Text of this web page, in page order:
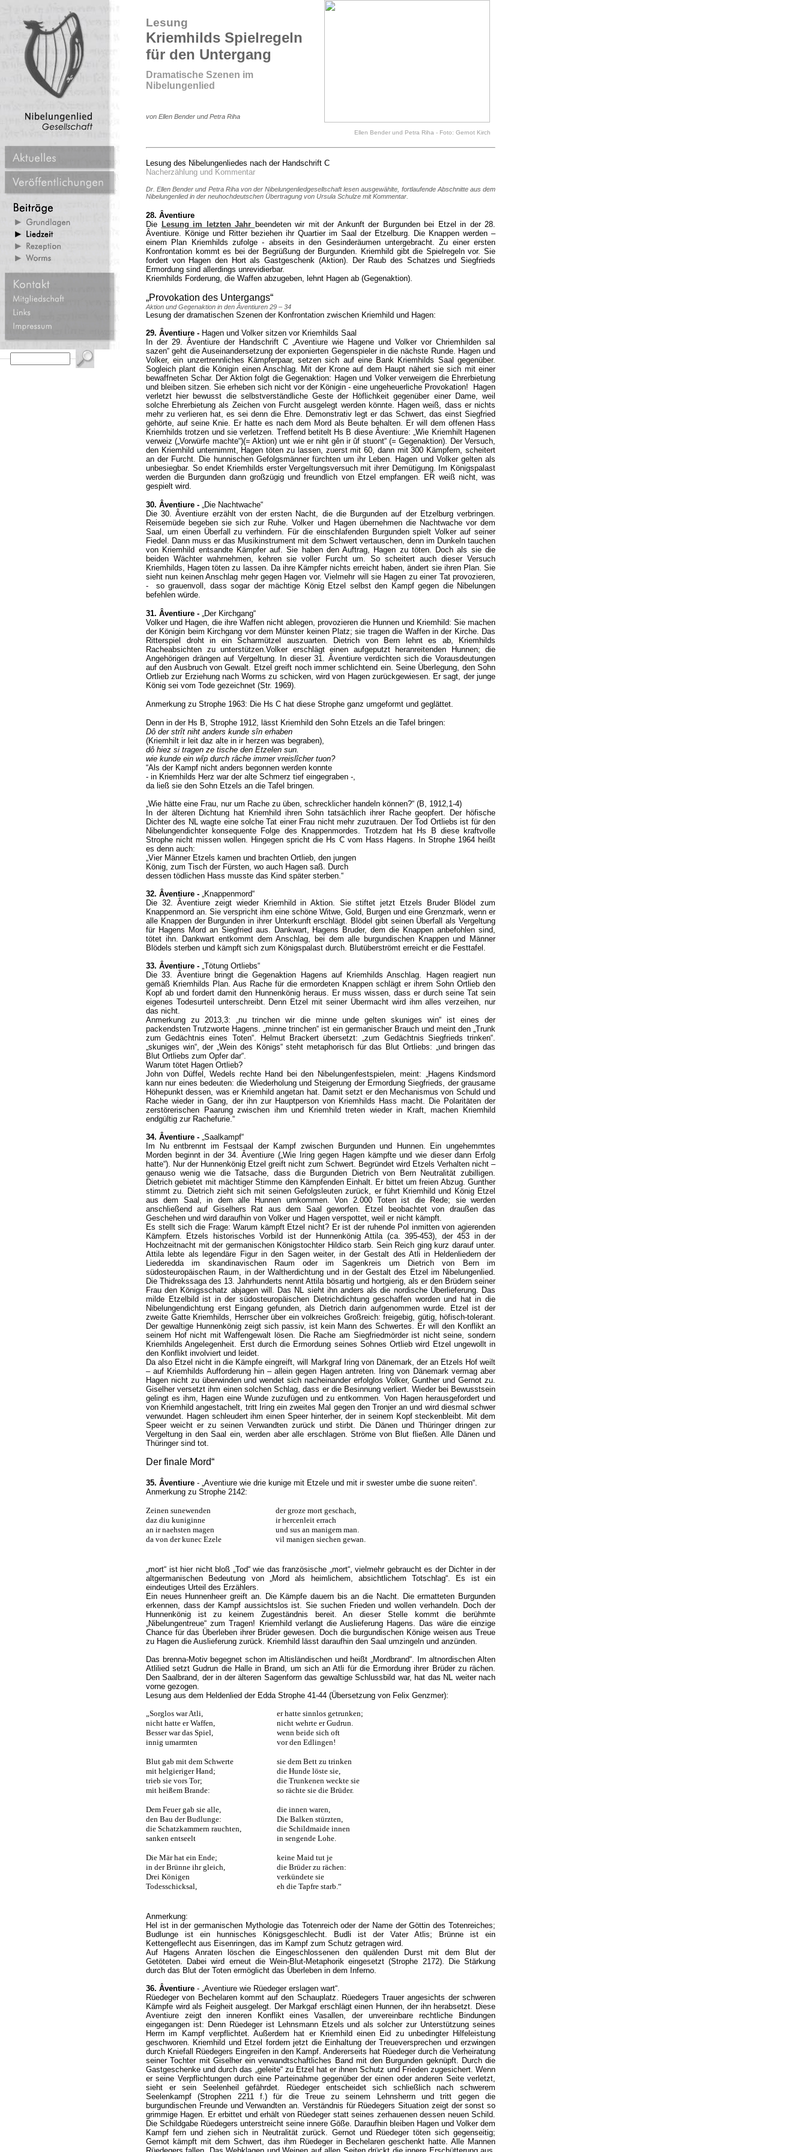
Lesung
Kriemhilds Spielregeln
für den Untergang
Dramatische Szenen im
Nibelungenlied
von Ellen Bender und Petra Riha
Ellen Bender und Petra Riha - Foto: Gernot Kirch
Lesung des Nibelungenliedes nach der Handschrift C
Nacherzählung und Kommentar
Dr. Ellen Bender und Petra Riha von der Nibelungenliedgesellschaft lesen ausgewählte, fortlaufende Abschnitte aus dem
Nibelungenlied in der neuhochdeutschen Übertragung von Ursula Schulze mit Kommentar.
28. Âventiure
Die Lesung im letzten Jahr beendeten wir mit der Ankunft der Burgunden bei Etzel in der 28.
Âventiure. Könige und Ritter beziehen ihr Quartier im Saal der Etzelburg. Die Knappen werden –
einem Plan Kriemhilds zufolge - abseits in den Gesinderäumen untergebracht. Zu einer ersten
Konfrontation kommt es bei der Begrüßung der Burgunden. Kriemhild gibt die Spielregeln vor. Sie
fordert von Hagen den Hort als Gastgeschenk (Aktion). Der Raub des Schatzes und Siegfrieds
Ermordung sind allerdings unrevidierbar.
Kriemhilds Forderung, die Waffen abzugeben, lehnt Hagen ab (Gegenaktion).
„Provokation des Untergangs“
Aktion und Gegenaktion in den Âventiuren 29 – 34
Lesung der dramatischen Szenen der Konfrontation zwischen Kriemhild und Hagen:
29. Âventiure - Hagen und Volker sitzen vor Kriemhilds Saal
In der 29. Âventiure der Handschrift C „Aventiure wie Hagene und Volker vor Chriemhilden sal
sazen“ geht die Auseinandersetzung der exponierten Gegenspieler in die nächste Runde. Hagen und
Volker, ein unzertrennliches Kämpferpaar, setzen sich auf eine Bank Kriemhilds Saal gegenüber.
Sogleich plant die Königin einen Anschlag. Mit der Krone auf dem Haupt nähert sie sich mit einer
bewaffneten Schar. Der Aktion folgt die Gegenaktion: Hagen und Volker verweigern die Ehrerbietung
und bleiben sitzen. Sie erheben sich nicht vor der Königin - eine ungeheuerliche Provokation! Hagen
verletzt hier bewusst die selbstverständliche Geste der Höflichkeit gegenüber einer Dame, weil
solche Ehrerbietung als Zeichen von Furcht ausgelegt werden könnte. Hagen weiß, dass er nichts
mehr zu verlieren hat, es sei denn die Ehre. Demonstrativ legt er das Schwert, das einst Siegfried
gehörte, auf seine Knie. Er hatte es nach dem Mord als Beute behalten. Er will dem offenen Hass
Kriemhilds trotzen und sie verletzen. Treffend betitelt Hs B diese Âventiure: „Wie Kriemhilt Hagenen
verweiz („Vorwürfe machte“)(= Aktion) unt wie er niht gên ir ûf stuont“ (= Gegenaktion). Der Versuch,
den Kriemhild unternimmt, Hagen töten zu lassen, zuerst mit 60, dann mit 300 Kämpfern, scheitert
an der Furcht. Die hunnischen Gefolgsmänner fürchten um ihr Leben. Hagen und Volker gelten als
unbesiegbar. So endet Kriemhilds erster Vergeltungsversuch mit ihrer Demütigung. Im Königspalast
werden die Burgunden dann großzügig und freundlich von Etzel empfangen. ER weiß nicht, was
gespielt wird.
30. Âventiure - „Die Nachtwache“
Die 30. Âventiure erzählt von der ersten Nacht, die die Burgunden auf der Etzelburg verbringen.
Reisemüde begeben sie sich zur Ruhe. Volker und Hagen übernehmen die Nachtwache vor dem
Saal, um einen Überfall zu verhindern. Für die einschlafenden Burgunden spielt Volker auf seiner
Fiedel. Dann muss er das Musikinstrument mit dem Schwert vertauschen, denn im Dunkeln tauchen
von Kriemhild entsandte Kämpfer auf. Sie haben den Auftrag, Hagen zu töten. Doch als sie die
beiden Wächter wahrnehmen, kehren sie voller Furcht um. So scheitert auch dieser Versuch
Kriemhilds, Hagen töten zu lassen. Da ihre Kämpfer nichts erreicht haben, ändert sie ihren Plan. Sie
sieht nun keinen Anschlag mehr gegen Hagen vor. Vielmehr will sie Hagen zu einer Tat provozieren,
- so grauenvoll, dass sogar der mächtige König Etzel selbst den Kampf gegen die Nibelungen
befehlen würde.
31. Âventiure - „Der Kirchgang“
Volker und Hagen, die ihre Waffen nicht ablegen, provozieren die Hunnen und Kriemhild: Sie machen
der Königin beim Kirchgang vor dem Münster keinen Platz; sie tragen die Waffen in der Kirche. Das
Ritterspiel droht in ein Scharmützel auszuarten. Dietrich von Bern lehnt es ab, Kriemhilds
Racheabsichten zu unterstützen.Volker erschlägt einen aufgeputzt heranreitenden Hunnen; die
Angehörigen drängen auf Vergeltung. In dieser 31. Âventiure verdichten sich die Vorausdeutungen
auf den Ausbruch von Gewalt. Etzel greift noch immer schlichtend ein. Seine Überlegung, den Sohn
Ortlieb zur Erziehung nach Worms zu schicken, wird von Hagen zurückgewiesen. Er sagt, der junge
König sei vom Tode gezeichnet (Str. 1969).
Anmerkung zu Strophe 1963: Die Hs C hat diese Strophe ganz umgeformt und geglättet.
Denn in der Hs B, Strophe 1912, lässt Kriemhild den Sohn Etzels an die Tafel bringen:
Dô der strît niht anders kunde sîn erhaben
(Kriemhilt ir leit daz alte in ir herzen was begraben),
dô hiez si tragen ze tische den Etzelen sun.
wie kunde ein wîp durch râche immer vreislîcher tuon?
“Als der Kampf nicht anders begonnen werden konnte
- in Kriemhilds Herz war der alte Schmerz tief eingegraben -,
da ließ sie den Sohn Etzels an die Tafel bringen.
„Wie hätte eine Frau, nur um Rache zu üben, schrecklicher handeln können?“ (B, 1912,1-4)
In der älteren Dichtung hat Kriemhild ihren Sohn tatsächlich ihrer Rache geopfert. Der höfische
Dichter des NL wagte eine solche Tat einer Frau nicht mehr zuzutrauen. Der Tod Ortliebs ist für den
Nibelungendichter konsequente Folge des Knappenmordes. Trotzdem hat Hs B diese kraftvolle
Strophe nicht missen wollen. Hingegen spricht die Hs C vom Hass Hagens. In Strophe 1964 heißt
es denn auch:
„Vier Männer Etzels kamen und brachten Ortlieb, den jungen
König, zum Tisch der Fürsten, wo auch Hagen saß. Durch
dessen tödlichen Hass musste das Kind später sterben.“
32. Âventiure - „Knappenmord“
Die 32. Âventiure zeigt wieder Kriemhild in Aktion. Sie stiftet jetzt Etzels Bruder Blödel zum
Knappenmord an. Sie verspricht ihm eine schöne Witwe, Gold, Burgen und eine Grenzmark, wenn er
alle Knappen der Burgunden in ihrer Unterkunft erschlägt. Blödel gibt seinen Überfall als Vergeltung
für Hagens Mord an Siegfried aus. Dankwart, Hagens Bruder, dem die Knappen anbefohlen sind,
tötet ihn. Dankwart entkommt dem Anschlag, bei dem alle burgundischen Knappen und Männer
Blödels sterben und kämpft sich zum Königspalast durch. Blutüberströmt erreicht er die Festtafel.
33. Âventiure - „Tötung Ortliebs“
Die 33. Âventiure bringt die Gegenaktion Hagens auf Kriemhilds Anschlag. Hagen reagiert nun
gemäß Kriemhilds Plan. Aus Rache für die ermordeten Knappen schlägt er ihrem Sohn Ortlieb den
Kopf ab und fordert damit den Hunnenkönig heraus. Er muss wissen, dass er durch seine Tat sein
eigenes Todesurteil unterschreibt. Denn Etzel mit seiner Übermacht wird ihm alles verzeihen, nur
das nicht.
Anmerkung zu 2013,3: „nu trinchen wir die minne unde gelten skuniges win“ ist eines der
packendsten Trutzworte Hagens. „minne trinchen“ ist ein germanischer Brauch und meint den „Trunk
zum Gedächtnis eines Toten“. Helmut Brackert übersetzt: „zum Gedächtnis Siegfrieds trinken“.
„skuniges win“, der „Wein des Königs“ steht metaphorisch für das Blut Ortliebs: „und bringen das
Blut Ortliebs zum Opfer dar“.
Warum tötet Hagen Ortlieb?
John von Düffel, Wedels rechte Hand bei den Nibelungenfestspielen, meint: „Hagens Kindsmord
kann nur eines bedeuten: die Wiederholung und Steigerung der Ermordung Siegfrieds, der grausame
Höhepunkt dessen, was er Kriemhild angetan hat. Damit setzt er den Mechanismus von Schuld und
Rache wieder in Gang, der ihn zur Hauptperson von Kriemhilds Hass macht. Die Polaritäten der
zerstörerischen Paarung zwischen ihm und Kriemhild treten wieder in Kraft, machen Kriemhild
endgültig zur Rachefurie.“
34. Âventiure - „Saalkampf“
Im Nu entbrennt im Festsaal der Kampf zwischen Burgunden und Hunnen. Ein ungehemmtes
Morden beginnt in der 34. Âventiure („Wie Iring gegen Hagen kämpfte und wie dieser dann Erfolg
hatte“). Nur der Hunnenkönig Etzel greift nicht zum Schwert. Begründet wird Etzels Verhalten nicht –
genauso wenig wie die Tatsache, dass die Burgunden Dietrich von Bern Neutralität zubilligen.
Dietrich gebietet mit mächtiger Stimme den Kämpfenden Einhalt. Er bittet um freien Abzug. Gunther
stimmt zu. Dietrich zieht sich mit seinen Gefolgsleuten zurück, er führt Kriemhild und König Etzel
aus dem Saal, in dem alle Hunnen umkommen. Von 2.000 Toten ist die Rede; sie werden
anschließend auf Giselhers Rat aus dem Saal geworfen. Etzel beobachtet von draußen das
Geschehen und wird daraufhin von Volker und Hagen verspottet, weil er nicht kämpft.
Es stellt sich die Frage: Warum kämpft Etzel nicht? Er ist der ruhende Pol inmitten von agierenden
Kämpfern. Etzels historisches Vorbild ist der Hunnenkönig Attila (ca. 395-453), der 453 in der
Hochzeitnacht mit der germanischen Königstochter Hildico starb. Sein Reich ging kurz darauf unter.
Attila lebte als legendäre Figur in den Sagen weiter, in der Gestalt des Atli in Heldenliedern der
Liederedda im skandinavischen Raum oder im Sagenkreis um Dietrich von Bern im
südosteuropäischen Raum, in der Waltherdichtung und in der Gestalt des Etzel im Nibelungenlied.
Die Thidrekssaga des 13. Jahrhunderts nennt Attila bösartig und hortgierig, als er den Brüdern seiner
Frau den Königsschatz abjagen will. Das NL sieht ihn anders als die nordische Überlieferung. Das
milde Etzelbild ist in der südosteuropäischen Dietrichdichtung geschaffen worden und hat in die
Nibelungendichtung erst Eingang gefunden, als Dietrich darin aufgenommen wurde. Etzel ist der
zweite Gatte Kriemhilds, Herrscher über ein volkreiches Großreich: freigebig, gütig, höfisch-tolerant.
Der gewaltige Hunnenkönig zeigt sich passiv, ist kein Mann des Schwertes. Er will den Konflikt an
seinem Hof nicht mit Waffengewalt lösen. Die Rache am Siegfriedmörder ist nicht seine, sondern
Kriemhilds Angelegenheit. Erst durch die Ermordung seines Sohnes Ortlieb wird Etzel ungewollt in
den Konflikt involviert und leidet.
Da also Etzel nicht in die Kämpfe eingreift, will Markgraf Iring von Dänemark, der an Etzels Hof weilt
– auf Kriemhilds Aufforderung hin – allein gegen Hagen antreten. Iring von Dänemark vermag aber
Hagen nicht zu überwinden und wendet sich nacheinander erfolglos Volker, Gunther und Gernot zu.
Giselher versetzt ihm einen solchen Schlag, dass er die Besinnung verliert. Wieder bei Bewusstsein
gelingt es ihm, Hagen eine Wunde zuzufügen und zu entkommen. Von Hagen herausgefordert und
von Kriemhild angestachelt, tritt Iring ein zweites Mal gegen den Tronjer an und wird diesmal schwer
verwundet. Hagen schleudert ihm einen Speer hinterher, der in seinem Kopf steckenbleibt. Mit dem
Speer weicht er zu seinen Verwandten zurück und stirbt. Die Dänen und Thüringer dringen zur
Vergeltung in den Saal ein, werden aber alle erschlagen. Ströme von Blut fließen. Alle Dänen und
Thüringer sind tot.
Der finale Mord“
35. Âventiure - „Aventiure wie drie kunige mit Etzele und mit ir swester umbe die suone reiten“.
Anmerkung zu Strophe 2142:
Zeinen sunewenden
daz diu kuniginne
an ir naehsten magen
da von der kunec Ezele
der groze mort geschach,
ir hercenleit errach
und sus an manigem man.
vil manigen siechen gewan.
„mort“ ist hier nicht bloß „Tod“ wie das französische „mort“, vielmehr gebraucht es der Dichter in der
altgermanischen Bedeutung von „Mord als heimlichem, absichtlichem Totschlag“. Es ist ein
eindeutiges Urteil des Erzählers.
Ein neues Hunnenheer greift an. Die Kämpfe dauern bis an die Nacht. Die ermatteten Burgunden
erkennen, dass der Kampf aussichtslos ist. Sie suchen Frieden und wollen verhandeln. Doch der
Hunnenkönig ist zu keinem Zugeständnis bereit. An dieser Stelle kommt die berühmte
„Nibelungentreue“ zum Tragen! Kriemhild verlangt die Auslieferung Hagens. Das wäre die einzige
Chance für das Überleben ihrer Brüder gewesen. Doch die burgundischen Könige weisen aus Treue
zu Hagen die Auslieferung zurück. Kriemhild lässt daraufhin den Saal umzingeln und anzünden.
Das brenna-Motiv begegnet schon im Altisländischen und heißt „Mordbrand“. Im altnordischen Alten
Atlilied setzt Gudrun die Halle in Brand, um sich an Atli für die Ermordung ihrer Brüder zu rächen.
Den Saalbrand, der in der älteren Sagenform das gewaltige Schlussbild war, hat das NL weiter nach
vorne gezogen.
Lesung aus dem Heldenlied der Edda Strophe 41-44 (Übersetzung von Felix Genzmer):
„Sorglos war Atli,
nicht hatte er Waffen,
Besser war das Spiel,
innig umarmten
Blut gab mit dem Schwerte
mit helgieriger Hand;
trieb sie vors Tor;
mit heißem Brande:
Dem Feuer gab sie alle,
den Bau der Budlunge:
die Schatzkammern rauchten,
sanken entseelt
Die Mär hat ein Ende;
in der Brünne ihr gleich,
Drei Königen
Todesschicksal,
er hatte sinnlos getrunken;
nicht wehrte er Gudrun.
wenn beide sich oft
vor den Edlingen!
sie dem Bett zu trinken
die Hunde löste sie,
die Trunkenen weckte sie
so rächte sie die Brüder.
die innen waren,
Die Balken stürzten,
die Schildmaide innen
in sengende Lohe.
keine Maid tut je
die Brüder zu rächen:
verkündete sie
eh die Tapfre starb.“
Anmerkung:
Hel ist in der germanischen Mythologie das Totenreich oder der Name der Göttin des Totenreiches;
Budlunge ist ein hunnisches Königsgeschlecht. Budli ist der Vater Atlis; Brünne ist ein
Kettengeflecht aus Eisenringen, das im Kampf zum Schutz getragen wird.
Auf Hagens Anraten löschen die Eingeschlossenen den quälenden Durst mit dem Blut der
Getöteten. Dabei wird erneut die Wein-Blut-Metaphorik eingesetzt (Strophe 2172). Die Stärkung
durch das Blut der Toten ermöglicht das Überleben in dem Inferno.
36. Âventiure - „Aventiure wie Rüedeger erslagen wart“.
Rüedeger von Bechelaren kommt auf den Schauplatz. Rüedegers Trauer angesichts der schweren
Kämpfe wird als Feigheit ausgelegt. Der Markgaf erschlägt einen Hunnen, der ihn herabsetzt. Diese
Aventiure zeigt den inneren Konflikt eines Vasallen, der unvereinbare rechtliche Bindungen
eingegangen ist: Denn Rüedeger ist Lehnsmann Etzels und als solcher zur Unterstützung seines
Herrn im Kampf verpflichtet. Außerdem hat er Kriemhild einen Eid zu unbedingter Hilfeleistung
geschworen. Kriemhild und Etzel fordern jetzt die Einhaltung der Treueversprechen und erzwingen
durch Kniefall Rüedegers Eingreifen in den Kampf. Andererseits hat Rüedeger durch die Verheiratung
seiner Tochter mit Giselher ein verwandtschaftliches Band mit den Burgunden geknüpft. Durch die
Gastgeschenke und durch das „geleite“ zu Etzel hat er ihnen Schutz und Frieden zugesichert. Wenn
er seine Verpflichtungen durch eine Parteinahme gegenüber der einen oder anderen Seite verletzt,
sieht er sein Seelenheil gefährdet. Rüedeger entscheidet sich schließlich nach schwerem
Seelenkampf (Strophen 2211 f.) für die Treue zu seinem Lehnsherrn und tritt gegen die
burgundischen Freunde und Verwandten an. Verständnis für Rüedegers Situation zeigt der sonst so
grimmige Hagen. Er erbittet und erhält von Rüedeger statt seines zerhauenen dessen neuen Schild.
Die Schildgabe Rüedegers unterstreicht seine innere Göße. Daraufhin bleiben Hagen und Volker dem
Kampf fern und ziehen sich in Neutralität zurück. Gernot und Rüedeger töten sich gegenseitig;
Gernot kämpft mit dem Schwert, das ihm Rüedeger in Bechelaren geschenkt hatte. Alle Mannen